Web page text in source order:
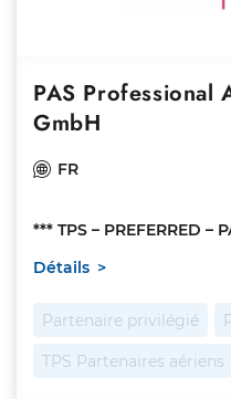
PAS Professional
GmbH
FR
*** TPS – PREFERRED –
Détails
Partenaire privilégié
TPS Partenaires aériens